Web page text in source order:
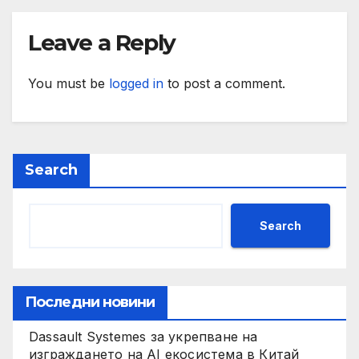
Leave a Reply
You must be logged in to post a comment.
Search
Search
Последни новини
Dassault Systemes за укрепване на
изграждането на AI екосистема в Китай